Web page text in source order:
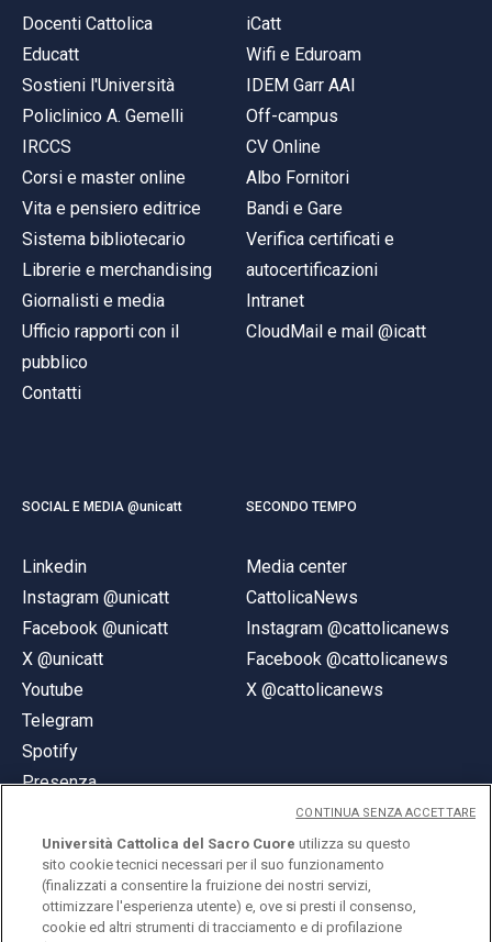
Docenti Cattolica
Educatt
Sostieni l'Università
Policlinico A. Gemelli
IRCCS
Corsi e master online
Vita e pensiero editrice
Sistema bibliotecario
Librerie e merchandising
Giornalisti e media
Ufficio rapporti con il
pubblico
Contatti
iCatt
Wifi e Eduroam
IDEM Garr AAI
Off-campus
CV Online
Albo Fornitori
Bandi e Gare
Verifica certificati e
autocertificazioni
Intranet
CloudMail e mail @icatt
SOCIAL E MEDIA @unicatt
Linkedin
Instagram @unicatt
Facebook @unicatt
X @unicatt
Youtube
Telegram
Spotify
Presenza
SECONDO TEMPO
Media center
CattolicaNews
Instagram @cattolicanews
Facebook @cattolicanews
X @cattolicanews
© Università Cattolica del Sacro Cuore
Università Cattolica del Sacro Cuore utilizza su questo
sito cookie tecnici necessari per il suo funzionamento
(finalizzati a consentire la fruizione dei nostri servizi,
ottimizzare l'esperienza utente) e, ove si presti il consenso,
cookie ed altri strumenti di tracciamento e di profilazione
CONTINUA SENZA ACCETTARE